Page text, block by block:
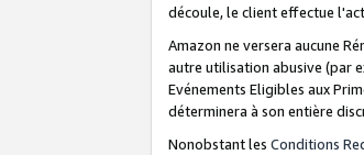
découle, le client effectue
Amazon ne versera aucune
autre utilisation abusive (par
Evénements Eligibles aux
déterminera à son entière
Nonobstant les Conditions